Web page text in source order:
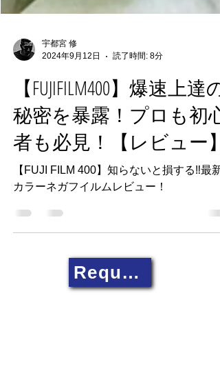
2024年9月12日
読了時間: 8分
【FUJIFILM400】爆速上達の
秘密を暴露！プロも初心
者も必見！【レビュー】
カラーネガフイルムレビュー！